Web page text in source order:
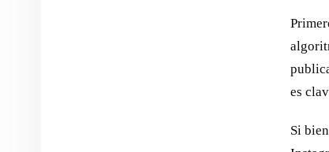
es
Si